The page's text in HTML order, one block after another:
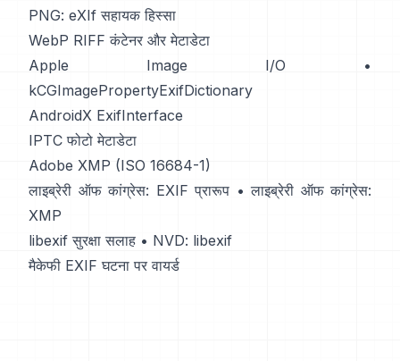
PNG: eXIf सहायक हिस्सा
WebP RIFF कंटेनर और मेटाडेटा
Apple Image I/O •
kCGImagePropertyExifDictionary
AndroidX ExifInterface
IPTC फोटो मेटाडेटा
Adobe XMP (ISO 16684-1)
लाइब्रेरी ऑफ कांग्रेस: EXIF प्रारूप • लाइब्रेरी ऑफ कांग्रेस:
XMP
libexif सुरक्षा सलाह • NVD: libexif
मैकेफी EXIF घटना पर वायर्ड